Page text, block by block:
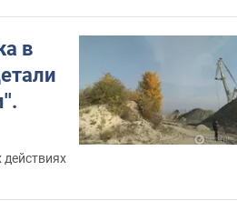
в
действиях